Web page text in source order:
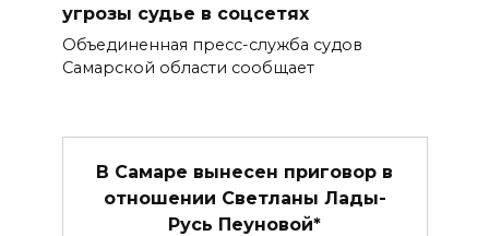
угрозы судье в соцсетях
Объединенная пресс-служба судов
Самарской области сообщает
В Самаре вынесен приговор в
отношении Светланы Лады-
Русь Пеуновой*